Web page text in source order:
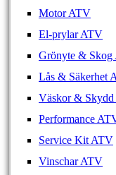
Motor ATV
El-prylar ATV
Grönyte & Skog
Lås & Säkerhet
Väskor &
Performance
Service Kit ATV
Vinschar ATV